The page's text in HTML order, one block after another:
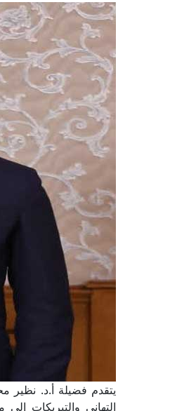
يتقدم فضيلة أ.د. نظير
التهاني والتبريكات